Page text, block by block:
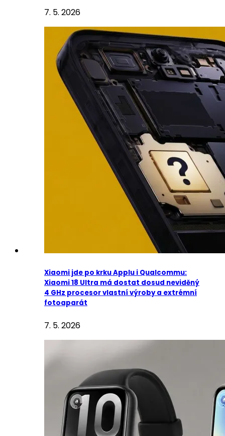
7. 5. 2026
Xiaomi jde po krku Applu i Qualcommu:
Xiaomi 18 Ultra má dostat dosud neviděný
4 GHz procesor vlastní výroby a extrémní
fotoaparát
7. 5. 2026